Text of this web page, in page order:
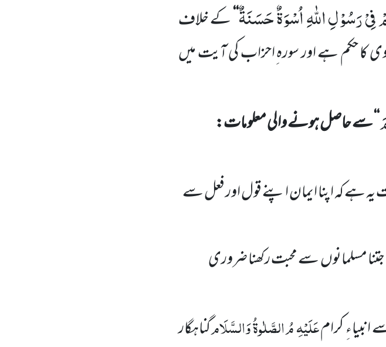
فِیْ رَسُوْلِ اللّٰهِ اُسْوَةٌ حَسَنَةٌ‘‘کے خلاف
کا حکم ہے اور سورہ ِاحزاب کی آیت میں
‘‘سے حاصل ہونے والی معلومات:
ہے کہ اپنا ایمان اپنے قول اور فعل سے
مسلمانوںسے محبت رکھنا ضروری
کرامعَلَیْہِ مُ الصَّلٰوۃُ وَالسَّلَامگناہگار